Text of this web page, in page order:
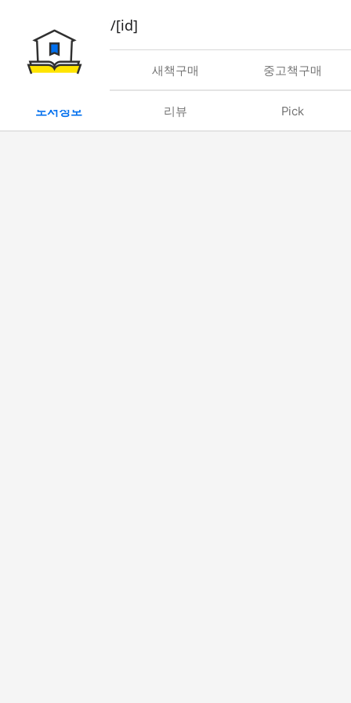
book/rent/[id]
대여 새책구매 중고책구매
도서정보 리뷰 Pick